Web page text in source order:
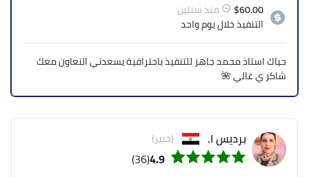
$60.00
منذ سنتين
التنفيذخلال يوم واحد
حياك استاذ محمد جاهز للتنفيذ باحترافية يسعدني التعاون معك
شاكر ي غالي 🌺
برديس ا. (خبير)
4.9
(36)